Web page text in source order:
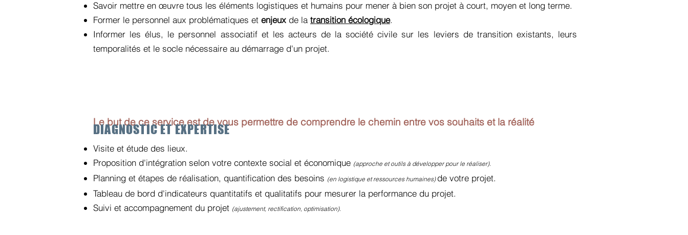
Savoir mettre en œuvre tous les éléments logistiques et humains pour mener à bien son projet à court, moyen et long terme.
Former le personnel aux problématiques et enjeux de la transition écologique.
Informer les élus, le personnel associatif et les acteurs de la société civile sur les leviers de transition existants, leurs
temporalités et le socle nécessaire au démarrage d'un projet.
Le but de ce service est de vous permettre de comprendre le chemin entre vos souhaits et la réalité
Visite et étude des lieux.
Proposition d'intégration selon votre contexte social et économique (approche et outils à développer pour le réaliser).
Planning et étapes de réalisation, quantification des besoins (en logistique et ressources humaines) de votre projet.
Tableau de bord d'indicateurs quantitatifs et qualitatifs pour mesurer la performance du projet.
Suivi et accompagnement du projet (ajustement, rectification, optimisation).
DIAGNOSTIC ET EXPERTISE